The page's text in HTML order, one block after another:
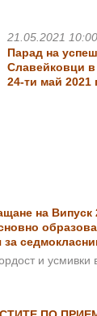
21.05.2021 10:00
Парад на
Славейковци в
24-ти май 2021
на Випуск
и усмивки